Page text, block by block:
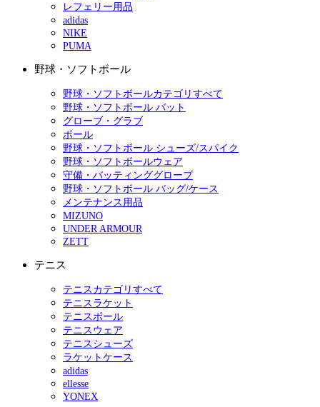
レフェリー用品
adidas
NIKE
PUMA
野球・ソフトボール
野球・ソフトボールカテゴリすべて
野球・ソフトボール バット
グローブ・グラブ
ボール
野球・ソフトボール シューズ/スパイク
野球・ソフトボールウェア
守備・バッティンググローブ
野球・ソフトボール バッグ/ケース
メンテナンス用品
MIZUNO
UNDER ARMOUR
ZETT
テニス
テニスカテゴリすべて
テニスラケット
テニスボール
テニスウェア
テニスシューズ
ラケットケース
adidas
ellesse
YONEX